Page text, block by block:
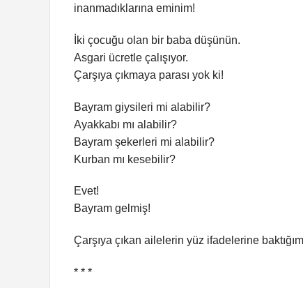
inanmadıklarına eminim!
İki çocuğu olan bir baba düşünün.
Asgari ücretle çalışıyor.
Çarşıya çıkmaya parası yok ki!
Bayram giysileri mi alabilir?
Ayakkabı mı alabilir?
Bayram şekerleri mi alabilir?
Kurban mı kesebilir?
Evet!
Bayram gelmiş!
Çarşıya çıkan ailelerin yüz ifadelerine
* * *